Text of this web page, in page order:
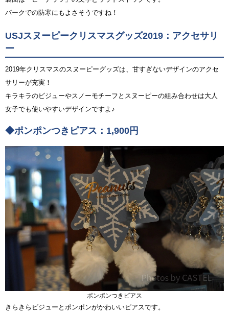
パークでの防寒にもよさそうですね！
USJスヌーピークリスマスグッズ2019：アクセサリ
ー
2019年クリスマスのスヌーピーグッズは、甘すぎないデザインのアクセ
サリーが充実！
キラキラのビジューやスノーモチーフとスヌーピーの組み合わせは大人
女子でも使いやすいデザインですよ♪
◆ポンポンつきピアス：1,900円
ポンポンつきピアス
きらきらビジューとポンポンがかわいいピアスです。